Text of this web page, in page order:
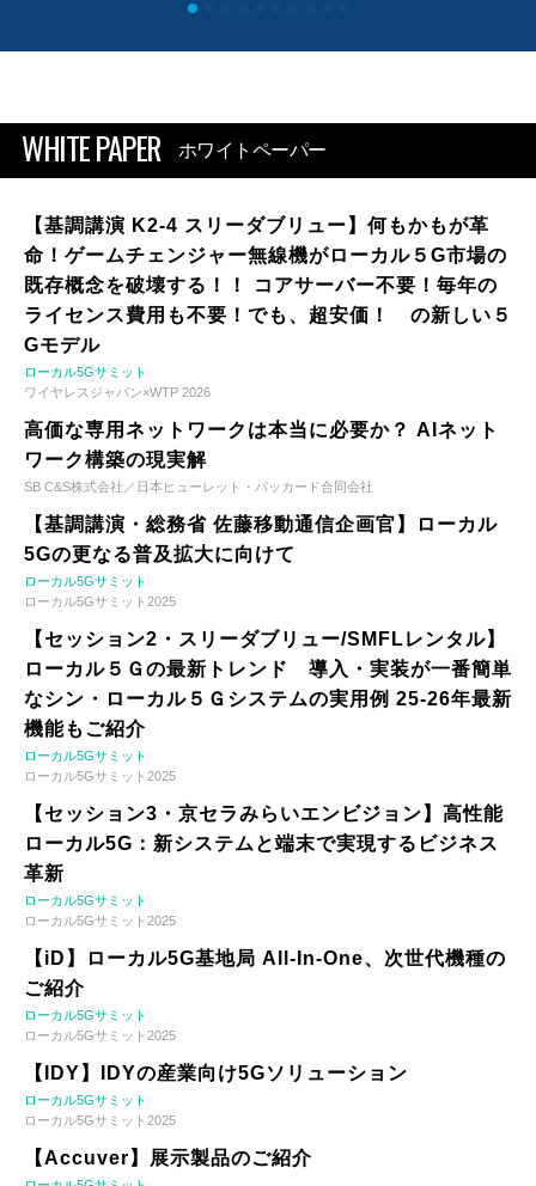
WHITE PAPER ホワイトペーパー
【基調講演 K2-4 スリーダブリュー】何もかもが革
命！ゲームチェンジャー無線機がローカル５G市場の
既存概念を破壊する！！ コアサーバー不要！毎年の
ライセンス費用も不要！でも、超安価！ の新しい５
Gモデル
ローカル5Gサミット
ワイヤレスジャパン×WTP 2026
高価な専用ネットワークは本当に必要か？ AIネット
ワーク構築の現実解
SB C&S株式会社／日本ヒューレット・パッカード合同会社
【基調講演・総務省 佐藤移動通信企画官】ローカル
5Gの更なる普及拡大に向けて
ローカル5Gサミット
ローカル5Gサミット2025
【セッション2・スリーダブリュー/SMFLレンタル】
ローカル５Ｇの最新トレンド 導入・実装が一番簡単
なシン・ローカル５Ｇシステムの実用例 25-26年最新
機能もご紹介
ローカル5Gサミット
ローカル5Gサミット2025
【セッション3・京セラみらいエンビジョン】高性能
ローカル5G：新システムと端末で実現するビジネス
革新
ローカル5Gサミット
ローカル5Gサミット2025
【iD】ローカル5G基地局 All-In-One、次世代機種の
ご紹介
ローカル5Gサミット
ローカル5Gサミット2025
【IDY】IDYの産業向け5Gソリューション
ローカル5Gサミット
ローカル5Gサミット2025
【Accuver】展示製品のご紹介